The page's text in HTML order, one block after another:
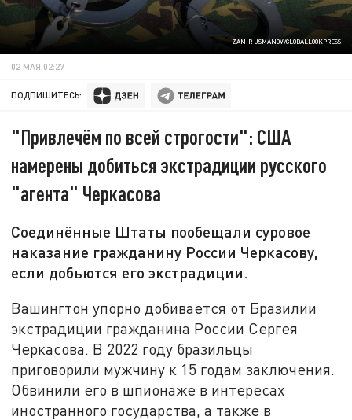
ZAMIR USMANOV/GLOBALLOOKPRESS
02 МАЯ 02:27
ПОДПИШИТЕСЬ:
"Привлечём по всей строгости": США
намерены добиться экстрадиции русского
"агента" Черкасова
Соединённые Штаты пообещали суровое
наказание гражданину России Черкасову,
если добьются его экстрадиции.
Вашингтон упорно добивается от Бразилии
экстрадиции гражданина России Сергея
Черкасова. В 2022 году бразильцы
приговорили мужчину к 15 годам заключения.
Обвинили его в шпионаже в интересах
иностранного государства, а также в